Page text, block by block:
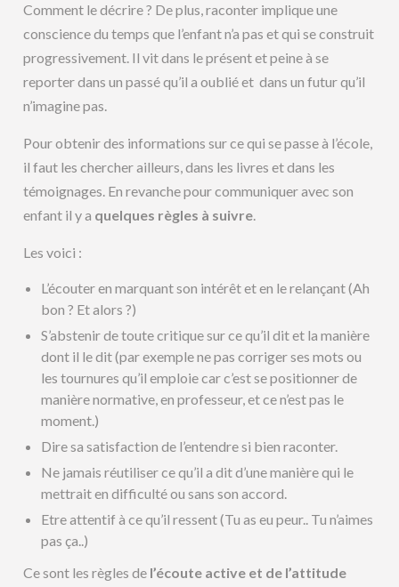
Comment le décrire ? De plus, raconter implique une
conscience du temps que l’enfant n’a pas et qui se construit
progressivement. Il vit dans le présent et peine à se
reporter dans un passé qu’il a oublié et dans un futur qu’il
n’imagine pas.
Pour obtenir des informations sur ce qui se passe à l’école,
il faut les chercher ailleurs, dans les livres et dans les
témoignages. En revanche pour communiquer avec son
enfant il y a quelques règles à suivre.
Les voici :
L’écouter en marquant son intérêt et en le relançant (Ah
bon ? Et alors ?)
S’abstenir de toute critique sur ce qu’il dit et la manière
dont il le dit (par exemple ne pas corriger ses mots ou
les tournures qu’il emploie car c’est se positionner de
manière normative, en professeur, et ce n’est pas le
moment.)
Dire sa satisfaction de l’entendre si bien raconter.
Ne jamais réutiliser ce qu’il a dit d’une manière qui le
mettrait en difficulté ou sans son accord.
Etre attentif à ce qu’il ressent (Tu as eu peur.. Tu n’aimes
pas ça..)
Ce sont les règles de l’écoute active et de l’attitude